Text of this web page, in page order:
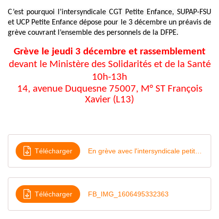
C’est pourquoi l’intersyndicale CGT Petite Enfance, SUPAP-FSU
et UCP Petite Enfance dépose pour le 3 décembre un préavis de
grève couvrant l’ensemble des personnels de la DFPE.
Grève le jeudi 3 décembre et rassemblement
devant le Ministère des Solidarités et de la Santé
10h-13h
14, avenue Duquesne 75007, M° ST François
Xavier (L13)
Télécharger
Télécharger FB_IMG_1606495332363